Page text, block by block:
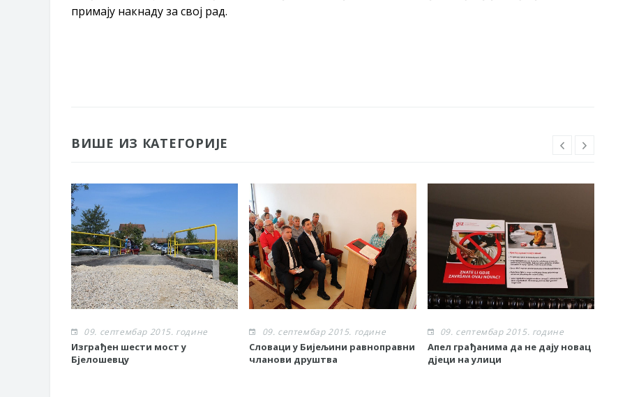
примају накнаду за свој рад.
ВИШЕ ИЗ КАТЕГОРИЈЕ
09. септембар 2015. године
Изграђен шести мост у
Бјелошевцу
09. септембар 2015. године
Словаци у Бијељини равноправни
чланови друштва
09. септембар 2015. године
Апел грађанима да не дају новац
дјеци на улици